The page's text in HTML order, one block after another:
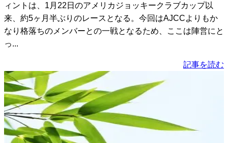
ィントは、1月22日のアメリカジョッキークラブカップ以
来、約5ヶ月半ぶりのレースとなる。今回はAJCCよりもか
なり格落ちのメンバーとの一戦となるため、ここは陣営にと
っ...
記事を読む